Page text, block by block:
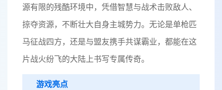
源有限的残酷环境中，凭借智慧与战术击败敌人、
掠夺资源，不断壮大自身主城势力。无论是单枪匹
马征战四方，还是与盟友携手共谋霸业，都能在这
片战火纷飞的大陆上书写专属传奇。
游戏亮点